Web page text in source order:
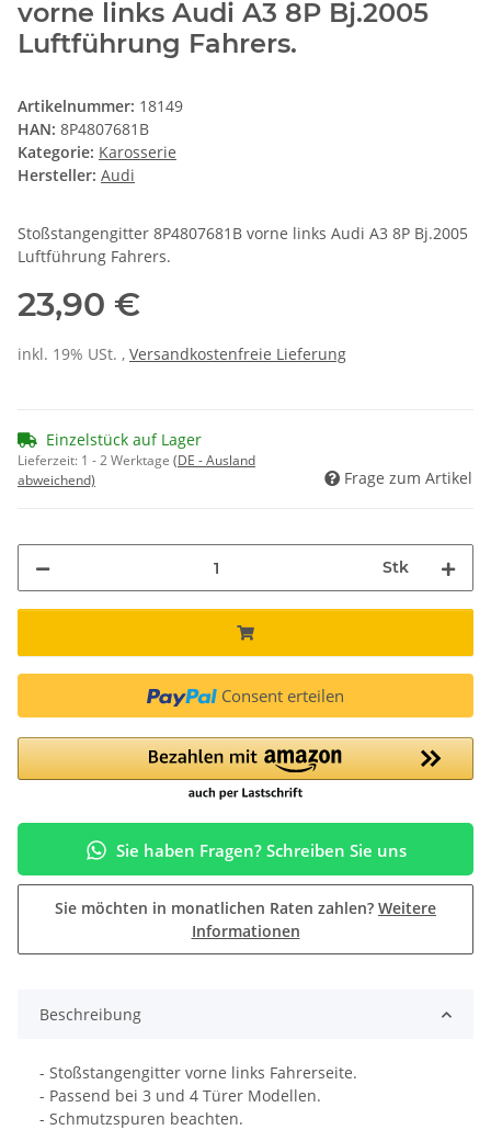
vorne links Audi A3 8P Bj.2005
Luftführung Fahrers.
Artikelnummer: 18149
HAN: 8P4807681B
Kategorie: Karosserie
Hersteller: Audi
Stoßstangengitter 8P4807681B vorne links Audi A3 8P Bj.2005
Luftführung Fahrers.
23,90 €
inkl. 19% USt. , Versandkostenfreie Lieferung
Einzelstück auf Lager
Lieferzeit: 1 - 2 Werktage (DE - Ausland
abweichend)
Frage zum Artikel
Stk
Consent erteilen
Sie haben Fragen? Schreiben Sie uns
Sie möchten in monatlichen Raten zahlen? Weitere
Informationen
Beschreibung
- Stoßstangengitter vorne links Fahrerseite.
- Passend bei 3 und 4 Türer Modellen.
- Schmutzspuren beachten.